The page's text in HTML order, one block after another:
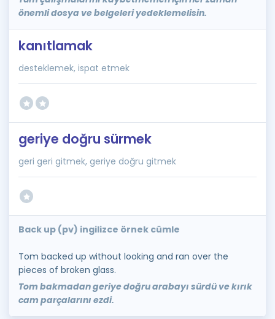
önemli dosya ve belgeleri yedeklemelisin.
kanıtlamak
desteklemek, ispat etmek
geriye doğru sürmek
geri geri gitmek, geriye doğru gitmek
Back up (pv) ingilizce örnek cümle
Tom backed up without looking and ran over the
pieces of broken glass.
Tom bakmadan geriye doğru arabayı sürdü ve kırık
cam parçalarını ezdi.